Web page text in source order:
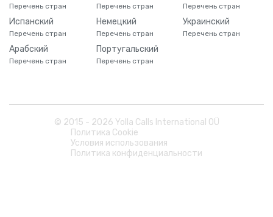
Перечень стран Перечень стран Перечень стран
Испанский
Перечень стран
Немецкий
Перечень стран
Украинский
Перечень стран
Арабский
Перечень стран
Португальский
Перечень стран
© 2015 - 2026 Yolla Calls International OÜ
Политика Cookie
Условия использования
Политика конфиденциальности